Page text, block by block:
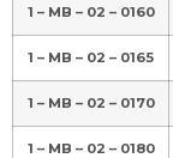
1 – MB – 02 – 0160
1 – MB – 02 – 0165
1 – MB – 02 – 0170
1 – MB – 02 – 0180